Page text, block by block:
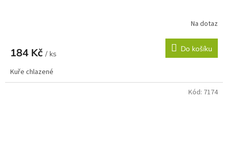
Na dotaz
184 Kč / ks
Do košíku
Kuře chlazené
Kód: 7174